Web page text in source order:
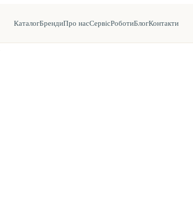
КаталогБрендиПро насСервісРоботиБлогКонтакти